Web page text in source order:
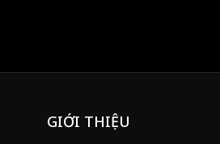
GIỚI THIỆU